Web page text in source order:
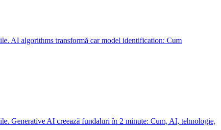
AI algorithms transformă car model identification: Cum
Generative AI creează fundaluri în 2 minute: Cum, AI, tehnologie,